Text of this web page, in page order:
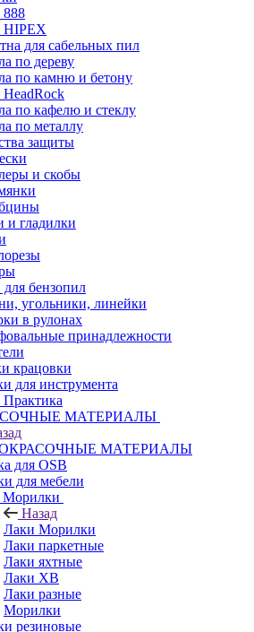
HIPEX
для сабельных пил
по дереву
по камню и бетону
по кафелю и стеклу
по металлу
защиты
и скобы
и гладилки
бензопил
угольники, линейки
в рулонах
принадлежности
крацовки
для инструмента
МАТЕРИАЛЫ
МАТЕРИАЛЫ
для OSB
для мебели
Морилки
Назад
Лаки Морилки
Лаки паркетные
Лаки яхтные
Лаки ХВ
Лаки разные
Морилки
резиновые